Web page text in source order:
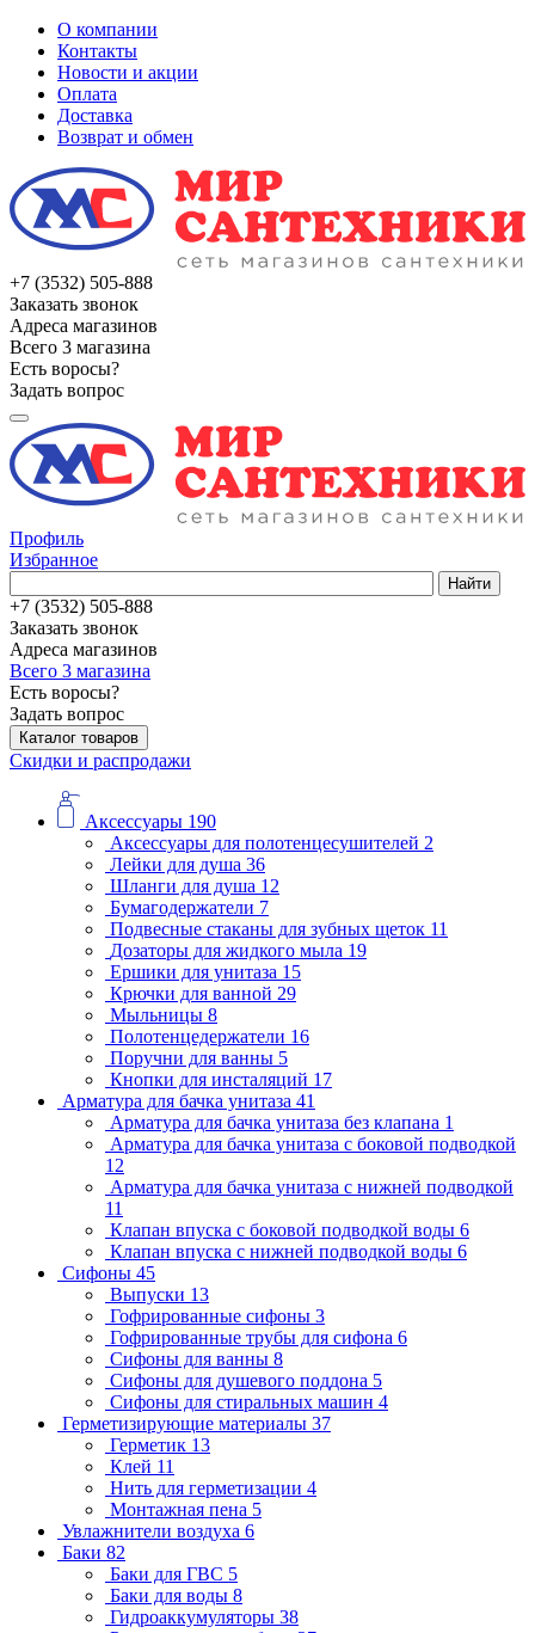
О компании
Контакты
Новости и акции
Оплата
Доставка
Возврат и обмен
+7 (3532) 505-888
Заказать звонок
Адреса магазинов
Всего 3 магазина
Есть воросы?
Задать вопрос
Профиль
Избранное
Найти
+7 (3532) 505-888
Заказать звонок
Адреса магазинов
Всего 3 магазина
Есть воросы?
Задать вопрос
Каталог товаров
Скидки и распродажи
Аксессуары 190
Аксессуары для полотенцесушителей 2
Лейки для душа 36
Шланги для душа 12
Бумагодержатели 7
Подвесные стаканы для зубных щеток 11
Дозаторы для жидкого мыла 19
Ершики для унитаза 15
Крючки для ванной 29
Мыльницы 8
Полотенцедержатели 16
Поручни для ванны 5
Кнопки для инсталяций 17
Арматура для бачка унитаза 41
Арматура для бачка унитаза без клапана 1
Арматура для бачка унитаза с боковой подводкой
12
Арматура для бачка унитаза с нижней подводкой
11
Клапан впуска с боковой подводкой воды 6
Клапан впуска с нижней подводкой воды 6
Сифоны 45
Выпуски 13
Гофрированные сифоны 3
Гофрированные трубы для сифона 6
Сифоны для ванны 8
Сифоны для душевого поддона 5
Сифоны для стиральных машин 4
Герметизирующие материалы 37
Герметик 13
Клей 11
Нить для герметизации 4
Монтажная пена 5
Увлажнители воздуха 6
Баки 82
Баки для ГВС 5
Баки для воды 8
Гидроаккумуляторы 38